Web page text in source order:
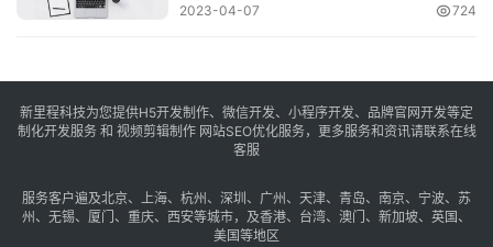
2023-04-07 724
新里程科技为您提供H5开发制作、微信开发、小程序开发、品牌官网开发等定
制化开发服务 和 视频剪辑制作 网站SEO优化服务，更多服务和资讯请联系在线
客服
服务客户遍及北京、 上海、 杭州 、 深圳 、 广州 、 天津、 青岛、 南京、 宁波、 苏
州 、 无锡、 厦门 、 重庆、 西安等城市，及香港、 台湾、 澳门 、 新加坡、 英国 、
美国等地区